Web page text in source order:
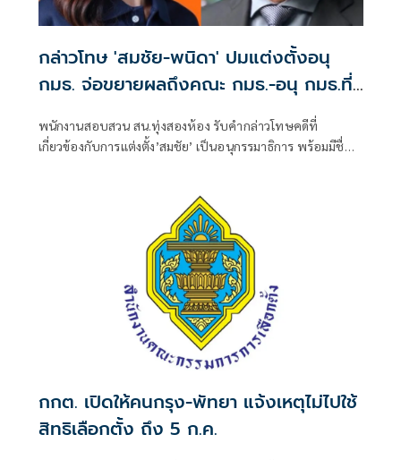
กล่าวโทษ 'สมชัย-พนิดา' ปมแต่งตั้งอนุ
กมธ. จ่อขยายผลถึงคณะ กมธ.-อนุ กมธ.ที่
พนักงานสอบสวน สน.ทุ่งสองห้อง รับคำกล่าวโทษคดีที่
เกี่ยวข้องกับการแต่งตั้ง’สมชัย’ เป็นอนุกรรมาธิการ พร้อมมีชื่อ
บุคคลที่เกี่ยวข้องทั้งคณะกรรมาธิการและคณะอนุกรรมาธิการ
กกต. เปิดให้คนกรุง-พัทยา แจ้งเหตุไม่ไปใช้
สิทธิเลือกตั้ง ถึง 5 ก.ค.